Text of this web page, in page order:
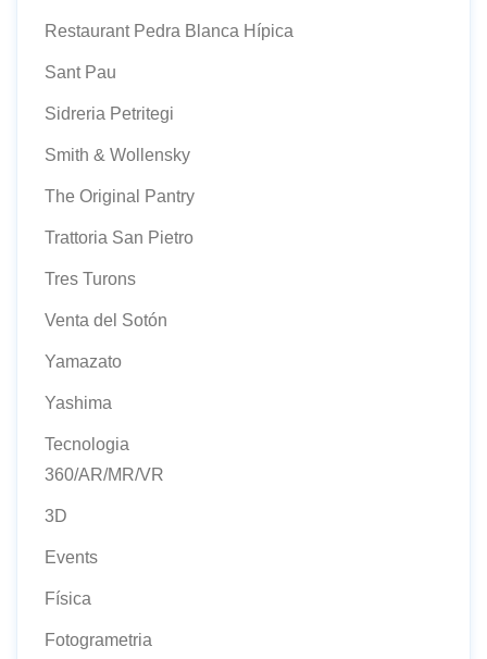
Restaurant Pedra Blanca Hípica
Sant Pau
Sidreria Petritegi
Smith & Wollensky
The Original Pantry
Trattoria San Pietro
Tres Turons
Venta del Sotón
Yamazato
Yashima
Tecnologia
360/AR/MR/VR
3D
Events
Física
Fotogrametria